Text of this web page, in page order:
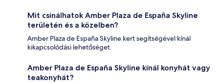
Mit csinálhatok Amber Plaza de España Skyline
területén és a közelben?
Amber Plaza de España Skyline kert segítségével kínál
kikapcsolódási lehetőséget.
Amber Plaza de España Skyline kínál konyhát vagy
teakonyhát?